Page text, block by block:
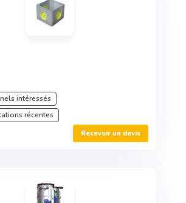
intéressés
récentes
Recevoir un devis